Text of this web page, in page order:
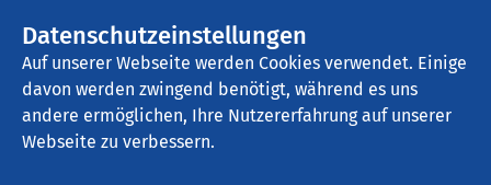
Datenschutzeinstellungen
Auf unserer Webseite werden Cookies verwendet. Einige
davon werden zwingend benötigt, während es uns
andere ermöglichen, Ihre Nutzererfahrung auf unserer
Webseite zu verbessern.
AMEOS Pflege Zentrum Josefinum
Oberhausen